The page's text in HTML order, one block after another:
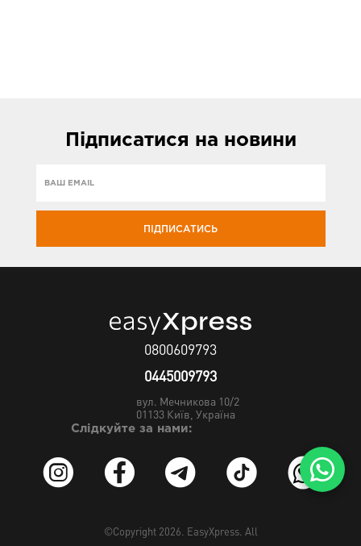
Підписатися на новини
ПІДПИСАТИСЬ
0800609793
0445009793
вул. Мечникова 10/2
01133 Київ, Україна
Слідкуйте за нами:
©Copyright 2026. EasyXpress. All